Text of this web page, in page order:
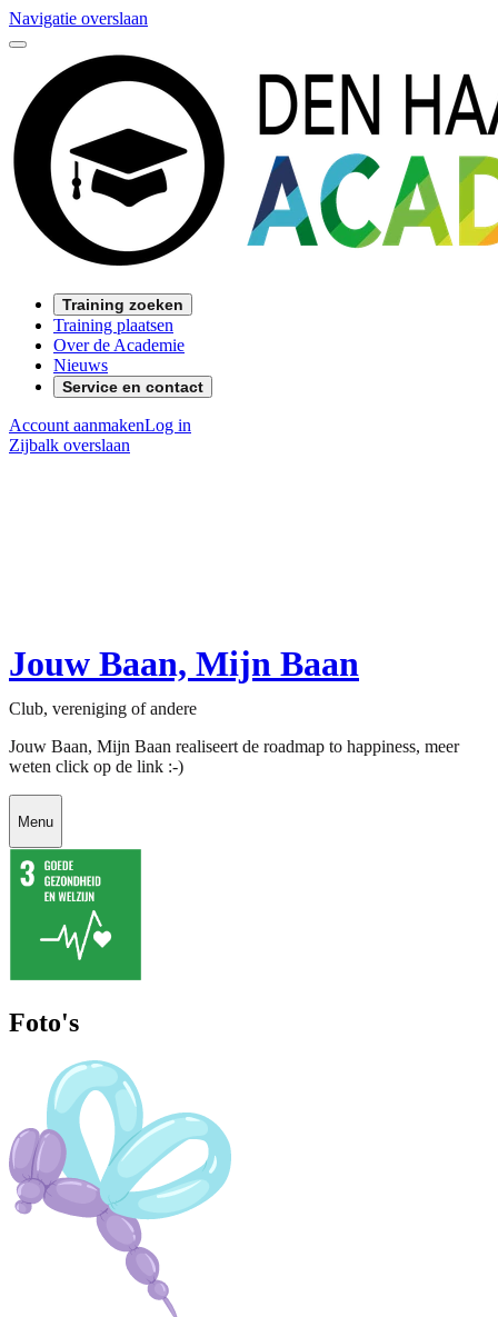
Navigatie overslaan
Training zoeken
Training plaatsen
Over de Academie
Nieuws
Service en contact
Account aanmakenLog in
Zijbalk overslaan
Jouw Baan, Mijn Baan
Club, vereniging of andere
Jouw Baan, Mijn Baan realiseert de roadmap to happiness, meer
weten click op de link :-)
Menu
Foto's